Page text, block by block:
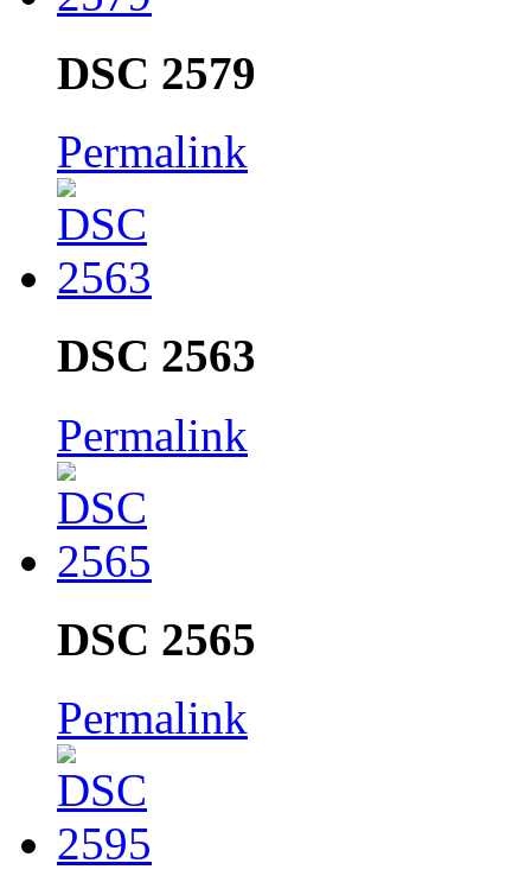
DSC 2579
Permalink
DSC 2563
Permalink
DSC 2565
Permalink